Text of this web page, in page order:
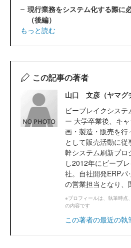
現行業務をシステム化する際に
（後編）
もっと読む
この記事の著者
山口 文彦（ヤマグ
ビーブレイクシス
ー 大学卒業後、キ
画・製造・販売を
として販売活動に
幹システム刷新プ
し2012年にビーブ
社。自社開発ERPパ
の営業担当となり、
※プロフィールは、執筆時点
の内容です
この著者の最近の執